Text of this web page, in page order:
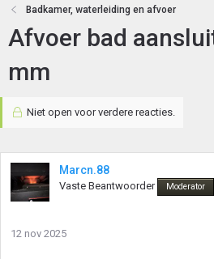
Badkamer, waterleiding en afvoer
Afvoer bad
mm
Niet open voor verdere reacties.
Marcn.88
Vaste Beantwoorder Moderator
12 nov 2025